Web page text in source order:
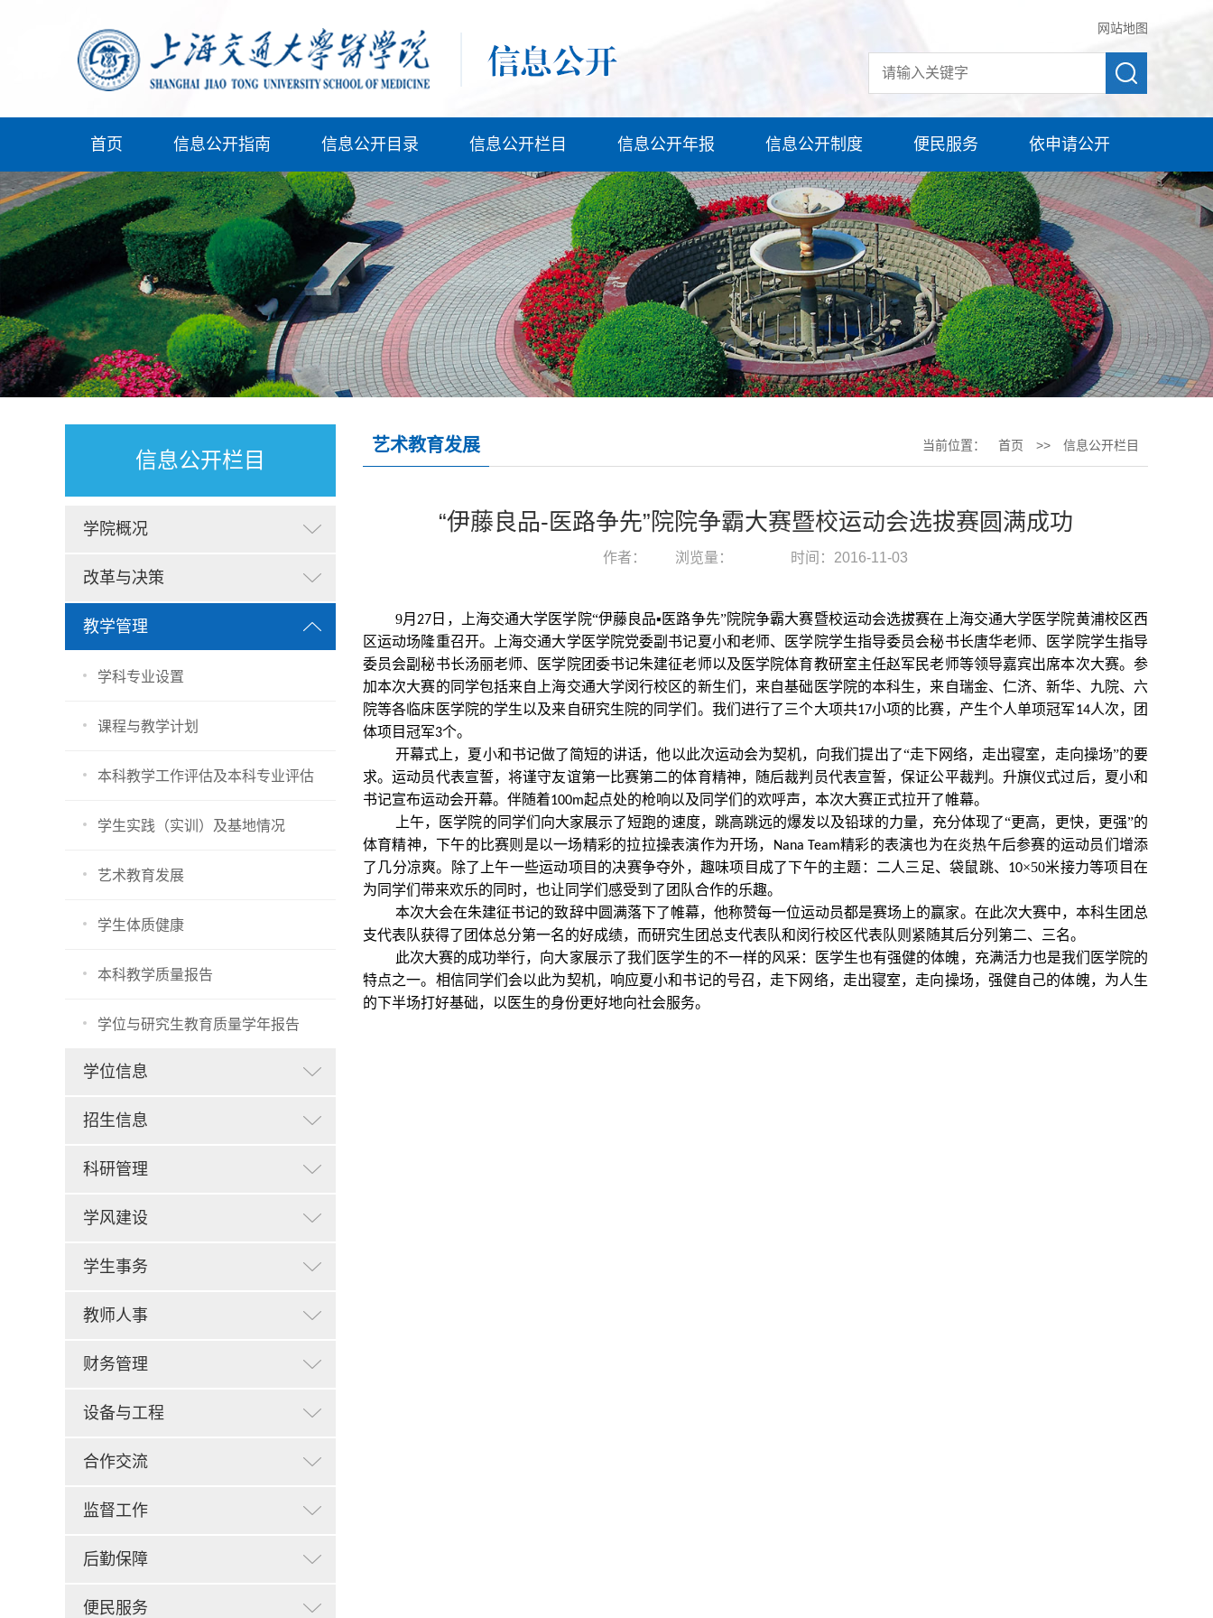
网站地图
首页 信息公开指南 信息公开目录 信息公开栏目 信息公开年报 信息公开制度 便民服务 依申请公开
信息公开栏目
学院概况
改革与决策
教学管理
学科专业设置
课程与教学计划
本科教学工作评估及本科专业评估
学生实践（实训）及基地情况
艺术教育发展
学生体质健康
本科教学质量报告
学位与研究生教育质量学年报告
学位信息
招生信息
科研管理
学风建设
学生事务
教师人事
财务管理
设备与工程
合作交流
监督工作
后勤保障
便民服务
艺术教育发展 当前位置： 首页 >> 信息公开栏目
“伊藤良品-医路争先”院院争霸大赛暨校运动会选拔赛圆满成功
作者： 浏览量： 时间：2016-11-03
9月 27 日，上海交通大学医学院“伊藤良品▪医路争先”院院争霸大赛暨校运动会选拔赛在上海交通大学医学院黄浦校区西
区运动场隆重召开。上海交通大学医学院党委副书记夏小和老师、医学院学生指导委员会秘书长唐华老师、医学院学生指导
委员会副秘书长汤丽老师、医学院团委书记朱建征老师以及医学院体育教研室主任赵军民老师等领导嘉宾出席本次大赛。参
加本次大赛的同学包括来自上海交通大学闵行校区的新生们，来自基础医学院的本科生，来自瑞金、仁济、新华、九院、六
院等各临床医学院的学生以及来自研究生院的同学们。我们进行了三个大项共17小项的比赛，产生个人单项冠军14人次，团
体项目冠军3个。
开幕式上，夏小和书记做了简短的讲话，他以此次运动会为契机，向我们提出了“走下网络，走出寝室，走向操场”的要
求。运动员代表宣誓，将谨守友谊第一比赛第二的体育精神，随后裁判员代表宣誓，保证公平裁判。升旗仪式过后，夏小和
书记宣布运动会开幕。伴随着100m起点处的枪响以及同学们的欢呼声，本次大赛正式拉开了帷幕。
上午，医学院的同学们向大家展示了短跑的速度，跳高跳远的爆发以及铅球的力量，充分体现了“更高，更快，更强”的
体育精神，下午的比赛则是以一场精彩的拉拉操表演作为开场，
Nana Team精彩的表演也为在炎热午后参赛的运动员们增添
了几分凉爽。除了上午一些运动项目的决赛争夺外，趣味项目成了下午的主题：二人三足、袋鼠跳、 10×50米接力等项目在
为同学们带来欢乐的同时，也让同学们感受到了团队合作的乐趣。
本次大会在朱建征书记的致辞中圆满落下了帷幕，他称赞每一位运动员都是赛场上的赢家。在此次大赛中，本科生团总
支代表队获得了团体总分第一名的好成绩，而研究生团总支代表队和闵行校区代表队则紧随其后分列第二、三名。
此次大赛的成功举行，向大家展示了我们医学生的不一样的风采：医学生也有强健的体魄，充满活力也是我们医学院的
特点之一。相信同学们会以此为契机，响应夏小和书记的号召，走下网络，走出寝室，走向操场，强健自己的体魄，为人生
的下半场打好基础，以医生的身份更好地向社会服务。